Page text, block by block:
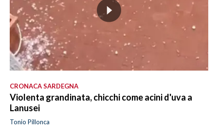
CRONACA SARDEGNA
Violenta grandinata, chicchi come acini d'uva a
Lanusei
Tonio Pillonca